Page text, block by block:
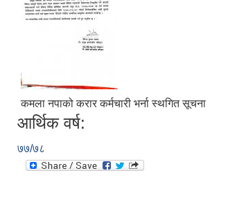
कमला नपाको करार कर्मचारी भर्ना स्थगित सूचना
आर्थिक वर्ष:
७७/७८